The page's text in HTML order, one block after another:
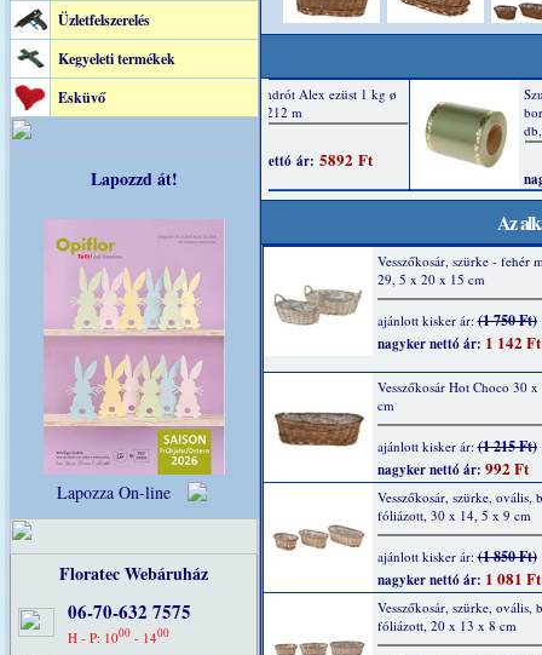
Üzletfelszerelés
Kegyeleti termékek
Esküvő
Lapozzd át!
Lapozza On-line
Floratec Webáruház
06-70-632 7575
H - P: 1000 - 1400
Az
Vesszőkosár, szürke - fehér
29, 5 x 20 x 15 cm
ajánlott kisker ár:(1 750 Ft)
nagyker nettó ár: 1 142 Ft
Vesszőkosár Hot Choco 30
cm
ajánlott kisker ár:(1 215 Ft)
nagyker nettó ár: 992 Ft
Vesszőkosár, szürke, ovális,
fóliázott, 30 x 14, 5 x 9 cm
ajánlott kisker ár:(1 850 Ft)
nagyker nettó ár: 1 081 Ft
Vesszőkosár, szürke, ovális,
fóliázott, 20 x 13 x 8 cm